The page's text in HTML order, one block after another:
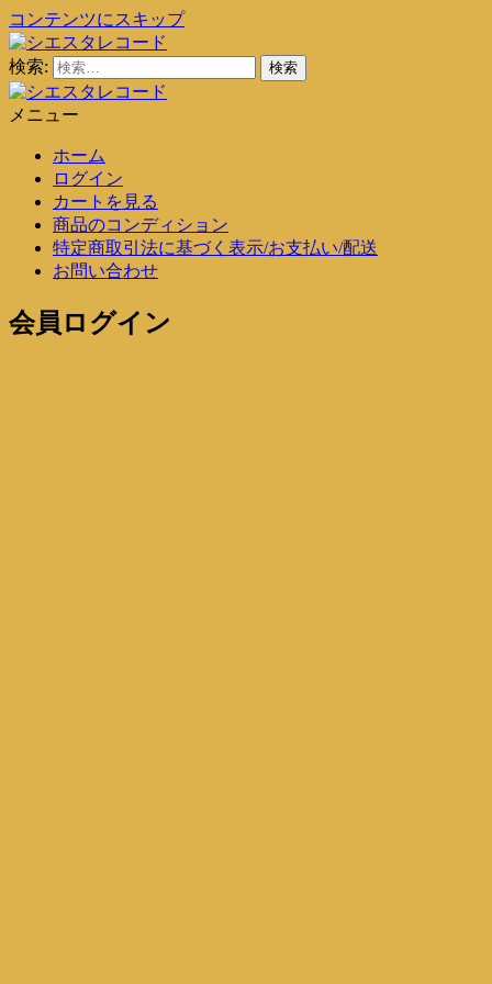
コンテンツにスキップ
シエスタレコード
中古レコード通販
検索:
メニュー
ホーム
ログイン
カートを見る
商品のコンディション
特定商取引法に基づく表示/お支払い/配送
お問い合わせ
会員ログイン